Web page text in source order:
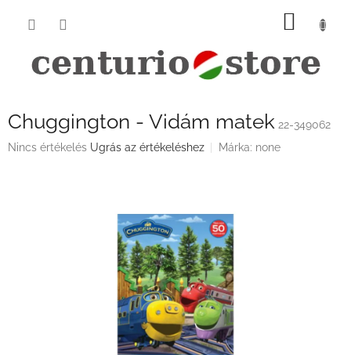
KOSÁR
Chuggington - Vidám matek 22-349062
A
Nincs értékelés Ugrás az értékeléshez Márka: none